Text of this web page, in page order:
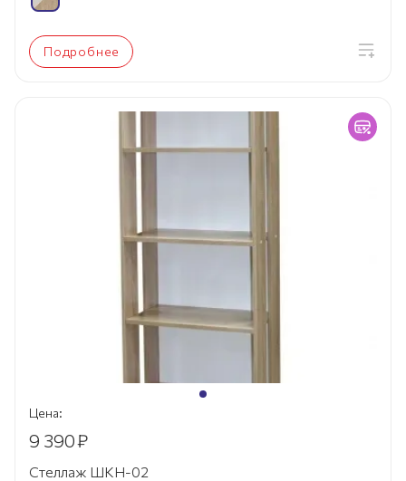
Подробнее
Цена:
9 390₽
Стеллаж ШКН-02